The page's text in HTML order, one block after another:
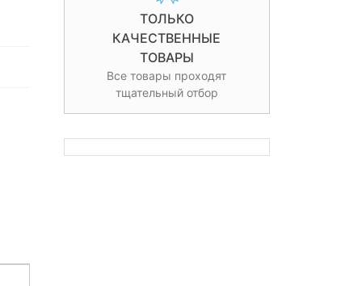
ТОЛЬКО
КАЧЕСТВЕННЫЕ
ТОВАРЫ
Все товары проходят
тщательный отбор